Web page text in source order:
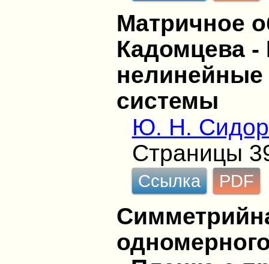
Матричное
Кадомцева
нелинейные
системы
Ю. Н.
Страницы
Ссылка PDF